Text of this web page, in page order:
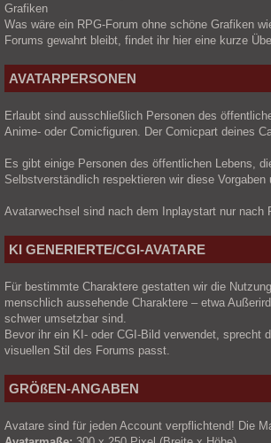
Grafiken
Was wäre ein RPG-Forum ohne schöne Grafiken
Forums gewahrt bleibt, findet ihr hier eine kurze
AVATARPERSONEN
Erlaubt sind ausschließlich Personen des
Anime- oder Comicfiguren. Der Comicpart deines
Es gibt einige Personen des öffentlichen Lebens,
Selbstverständlich respektieren wir diese
Avatarwechsel sind nach dem Inplaystart nur
KI GENERIERTE/CGI-AVATARE
Für bestimmte Charaktere gestatten wir die
menschlich aussehende Charaktere – etwa
schwer umsetzbar sind.
Bevor ihr ein KI- oder CGI-Bild verwendet,
visuellen Stil des Forums passt.
GRÖßEN-ANGABEN
Avatare sind für jeden Account verpflichtend! Die